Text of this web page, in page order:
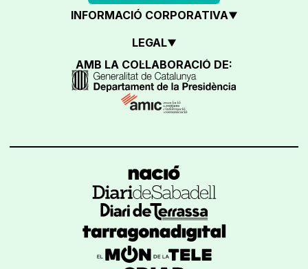
INFORMACIÓ CORPORATIVA
LEGAL
AMB LA COL·LABORACIÓ DE: